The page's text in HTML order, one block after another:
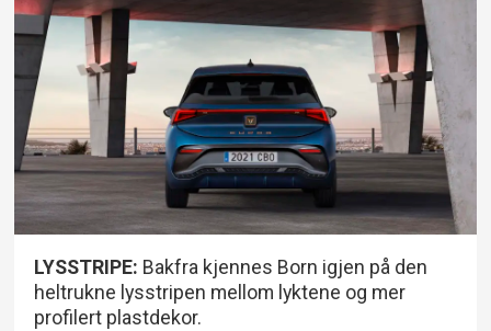
LYSSTRIPE: Bakfra kjennes Born igjen på den
heltrukne lysstripen mellom lyktene og mer
profilert plastdekor.